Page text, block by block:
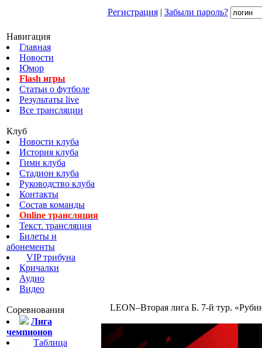
Регистрация| Забыли пароль?
Навигация
Главная
Новости
Юмор
Flash игры
Статьи о футболе
Результаты live
Все трансляции
Клуб
Новости клуба
История клуба
Гимн клуба
Стадион клуба
Руководство клуба
Контакты
Состав команды
Online трансляция
Текст. трансляция
Билеты и
абонементы
VIP трибуна
Кричалки
Аудио
Видео
Соревнования
Лига
чемпионов
Таблица
LEON–Вторая лига Б. 7-й тур.